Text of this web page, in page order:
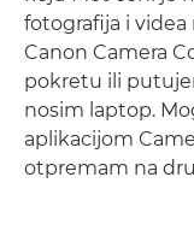
fotografija i videa
Canon Camera
pokretu ili
nosim laptop.
aplikacijom
otpremam na